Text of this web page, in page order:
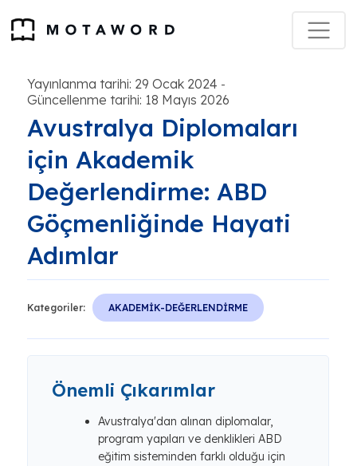
Yayınlanma tarihi: 29 Ocak 2024 -
Güncellenme tarihi: 18 Mayıs 2026
Avustralya Diplomaları
için Akademik
Değerlendirme: ABD
Göçmenliğinde Hayati
Adımlar
Kategoriler: AKADEMİK-DEĞERLENDİRME
Önemli Çıkarımlar
Avustralya'dan alınan diplomalar,
program yapıları ve denklikleri ABD
eğitim sisteminden farklı olduğu için